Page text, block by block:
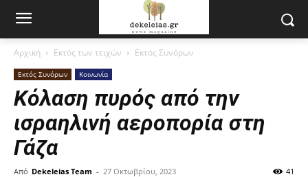
Αρχική Εκτός των τειχών Εκτός Συνόρων
Εκτός Συνόρων Κοινωνία
Κόλαση πυρός από την
ισραηλινή αεροπορία στη
Γάζα
Από Dekeleias Team - 27 Οκτωβρίου, 2023 41